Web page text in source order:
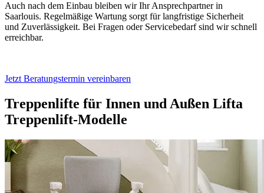
Auch nach dem Einbau bleiben wir Ihr Ansprechpartner in
Saarlouis. Regelmäßige Wartung sorgt für langfristige Sicherheit
und Zuverlässigkeit. Bei Fragen oder Servicebedarf sind wir schnell
erreichbar.
Jetzt Beratungstermin vereinbaren
Treppenlifte für Innen und Außen Lifta
Treppenlift-Modelle